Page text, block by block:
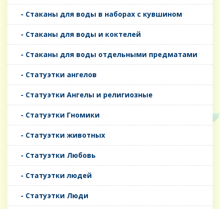
- Стаканы для воды в наборах с кувшином
- Стаканы для воды и коктелей
- Стаканы для воды отдельными предматами
- Статуэтки ангелов
- Статуэтки Ангелы и религиозные
- Статуэтки Гномики
- Статуэтки животных
- Статуэтки Любовь
- Статуэтки людей
- Статуэтки Люди